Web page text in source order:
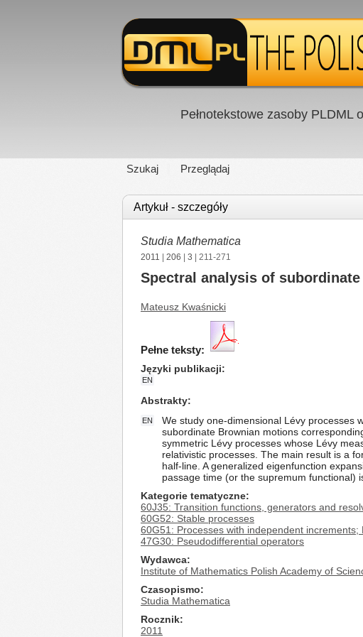
Pełnotekstowe zasoby
Szukaj Przeglądaj
Artykuł - szczegóły
Studia Mathematica
2011 206 3 | 211-271
Spectral analysis of
Mateusz Kwaśnicki
Pełne teksty:
Języki publikacji
EN
Abstrakty
EN
We study one-dimensional Lévy processes
subordinate Brownian motions
symmetric Lévy processes whose Lévy
relativistic processes. The main result is a
half-line. A generalized eigenfunction
passage time (or the supremum functional)
Kategorie tematyczne
60J35: Transition functions, generators and
60G52: Stable processes
60G51: Processes with independent increments;
47G30: Pseudodifferential operators
Wydawca
Institute of Mathematics Polish Academy of
Czasopismo
Studia Mathematica
Rocznik
2011